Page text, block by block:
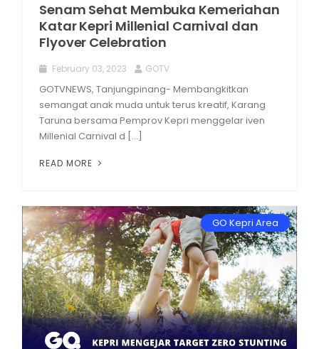
Senam Sehat Membuka Kemeriahan
Katar Kepri Millenial Carnival dan
Flyover Celebration
February 03, 2023 GOTV
GOTVNEWS, Tanjungpinang- Membangkitkan
semangat anak muda untuk terus kreatif, Karang
Taruna bersama Pemprov Kepri menggelar iven
Millenial Carnival d [...]
READ MORE
GO Kepri Area